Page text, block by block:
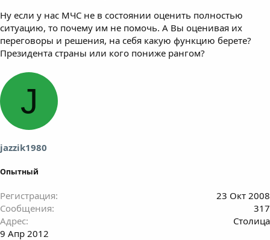
Ну если у нас МЧС не в состоянии оценить полностью
ситуацию, то почему им не помочь. А Вы оценивая их
переговоры и решения, на себя какую функцию берете?
Президента страны или кого пониже рангом?
J
jazzik1980
Опытный
Регистрация
23 Окт 2008
Сообщения
317
Адрес
Столица
9 Апр 2012